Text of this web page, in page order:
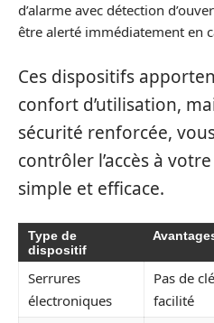
d’alarme avec détection
être alerté immédiatement en
Ces dispositifs
confort d’utilisation,
sécurité renforcée,
contrôler l’accès à
simple et efficace.
Type de
dispositif
Serrures
électroniques
Pas de
facilité